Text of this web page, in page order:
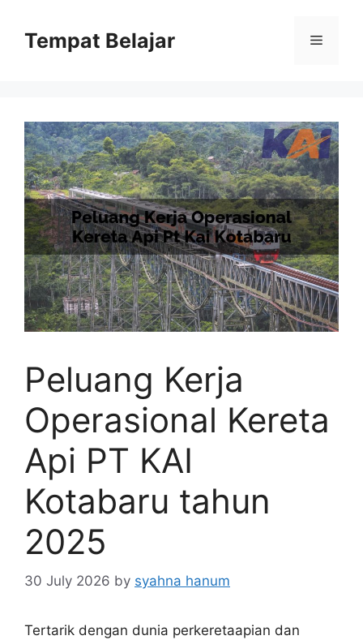
contentTempat Belajar Menu
Peluang Kerja
Operasional Kereta
Api PT KAI
Kotabaru tahun
2025
30 July 2026 by syahna hanum
Tertarik dengan dunia perkeretaapian dan